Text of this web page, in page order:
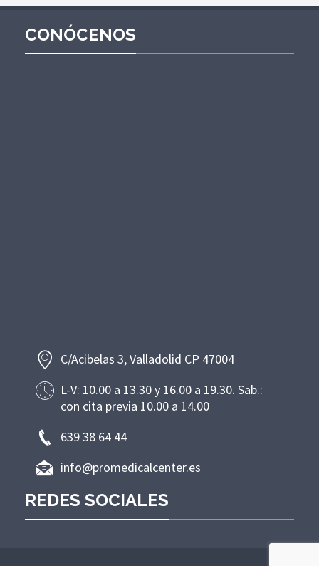
CONÓCENOS
C/Acibelas 3, Valladolid CP 47004
L-V: 10.00 a 13.30 y 16.00 a 19.30. Sab.:
con cita previa 10.00 a 14.00
639 38 64 44
info@promedicalcenter.es
REDES SOCIALES